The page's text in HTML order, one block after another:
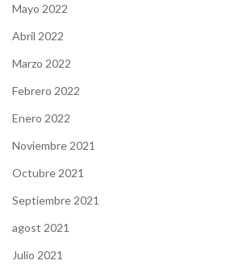
Mayo 2022
Abril 2022
Marzo 2022
Febrero 2022
Enero 2022
Noviembre 2021
Octubre 2021
Septiembre 2021
agost 2021
Julio 2021